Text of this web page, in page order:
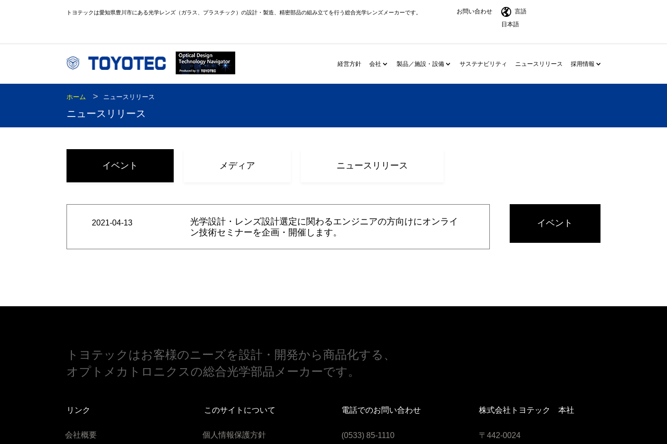
トヨテックは愛知県豊川市にある光学レンズ（ガラス、プラスチック）の設計・製造、精密部品の組み立てを行う総合光学レンズメーカーです。 お問い合わせ
言語
日本語
経営方針 会社 製品／施設・設備 サステナビリティ ニュースリリース 採用情報
ホーム > ニュースリリース
ニュースリリース
イベント メディア ニュースリリース
2021-04-13
光学設計・レンズ設計選定に関わるエンジニアの方向けにオンライ
ン技術セミナーを企画・開催します。
イベント
トヨテックはお客様のニーズを設計・開発から商品化する、
オプトメカトロニクスの総合光学部品メーカーです。
リンク
会社概要
このサイトについて
個人情報保護方針
電話でのお問い合わせ
(0533) 85-1110
株式会社トヨテック 本社
〒442-0024